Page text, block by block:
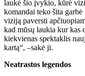
laukė šio įvykio, kūrė
komandai teko šita
viziją paversti
kad mūsų laukia kur kas
kiekvienas spektaklis
kartą“, –sakė ji.
Neatrastos legendos